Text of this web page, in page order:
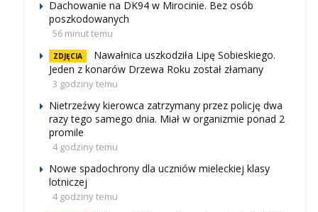
Dachowanie na DK94 w Mirocinie. Bez osób
poszkodowanych
56 minut temu
ZDJĘCIA
Nawałnica uszkodziła Lipę Sobieskiego.
Jeden z konarów Drzewa Roku został złamany
3 godziny temu
Nietrzeźwy kierowca zatrzymany przez policję dwa
razy tego samego dnia. Miał w organizmie ponad 2
promile
4 godziny temu
Nowe spadochrony dla uczniów mieleckiej klasy
lotniczej
4 godziny temu